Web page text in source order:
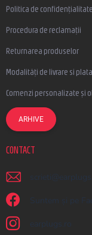
Politica de confidențialitate
Procedura de reclamații
Returnarea produselor
Modalități de livrare si plata
Comenzi personalizate și
ARHIVE
CONTACT
scrieti @
Suntem și pe
earplugs.ro